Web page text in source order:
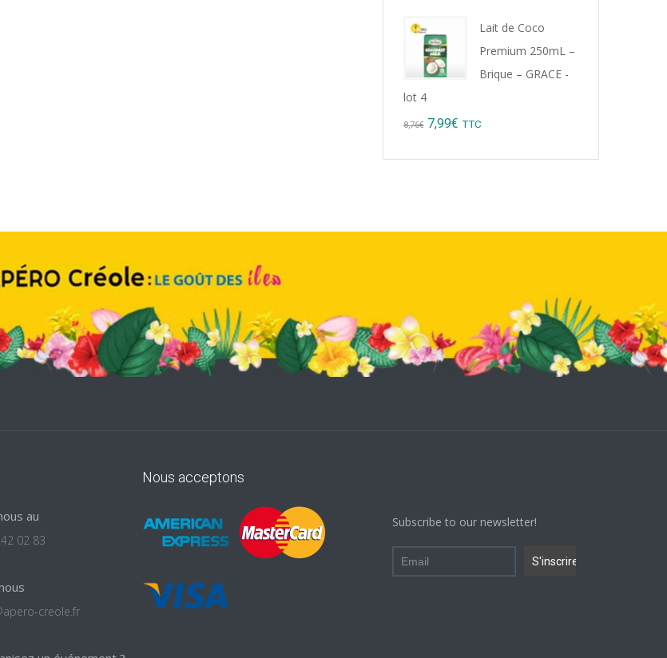
Lait de Coco
Premium 250mL –
Brique – GRACE -
lot 4
8,76€ Original
7,99€ Current
TTC
au
02 83
creole.fr
Nous acceptons
Subscribe to our newsletter!